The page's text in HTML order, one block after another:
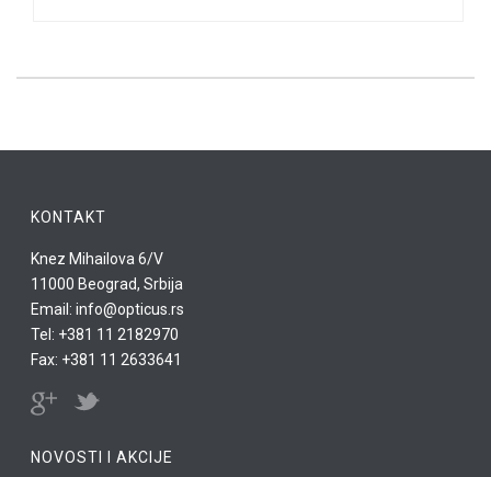
KONTAKT
Knez Mihailova 6/V
11000 Beograd, Srbija
Email: info@opticus.rs
Tel: +381 11 2182970
Fax: +381 11 2633641
NOVOSTI I AKCIJE